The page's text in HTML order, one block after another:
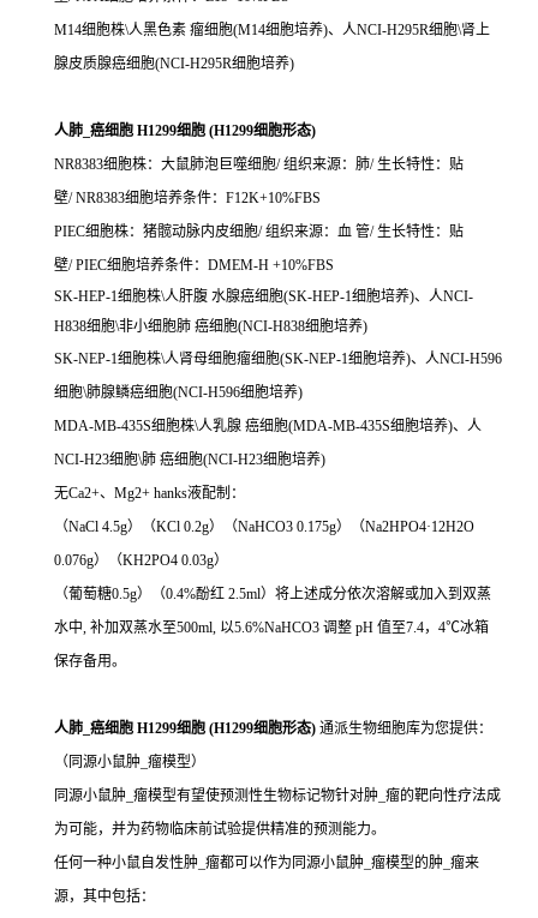
M14细胞株\人黑色素 瘤细胞(M14细胞培养)、人NCI-H295R细胞\肾上
腺皮质腺癌细胞(NCI-H295R细胞培养)
人肺_癌细胞 H1299细胞 (H1299细胞形态)
NR8383细胞株：大鼠肺泡巨噬细胞/ 组织来源：肺/ 生长特性：贴
壁/ NR8383细胞培养条件：F12K+10%FBS
PIEC细胞株：猪髋动脉内皮细胞/ 组织来源：血 管/ 生长特性：贴
壁/ PIEC细胞培养条件：DMEM-H +10%FBS
SK-HEP-1细胞株\人肝腹 水腺癌细胞(SK-HEP-1细胞培养)、人NCI-
H838细胞\非小细胞肺 癌细胞(NCI-H838细胞培养)
SK-NEP-1细胞株\人肾母细胞瘤细胞(SK-NEP-1细胞培养)、人NCI-H596
细胞\肺腺鳞癌细胞(NCI-H596细胞培养)
MDA-MB-435S细胞株\人乳腺 癌细胞(MDA-MB-435S细胞培养)、人
NCI-H23细胞\肺 癌细胞(NCI-H23细胞培养)
无Ca2+、Mg2+ hanks液配制：
（NaCl 4.5g）（KCl 0.2g）（NaHCO3 0.175g）（Na2HPO4·12H2O
0.076g）（KH2PO4 0.03g）
（葡萄糖0.5g）（0.4%酚红 2.5ml）将上述成分依次溶解或加入到双蒸
水中, 补加双蒸水至500ml, 以5.6%NaHCO3 调整 pH 值至7.4，4℃冰箱
保存备用。
人肺_癌细胞 H1299细胞 (H1299细胞形态) 通派生物细胞库为您提供：
（同源小鼠肿_瘤模型）
同源小鼠肿_瘤模型有望使预测性生物标记物针对肿_瘤的靶向性疗法成
为可能，并为药物临床前试验提供精准的预测能力。
任何一种小鼠自发性肿_瘤都可以作为同源小鼠肿_瘤模型的肿_瘤来
源，其中包括：